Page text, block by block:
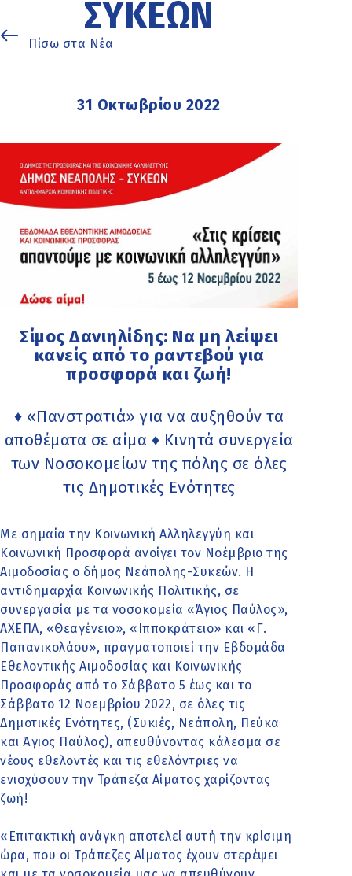
ΣΥΚΕΏΝ
Πίσω στα Νέα
31 Οκτωβρίου 2022
Σίμος Δανιηλίδης: Να μη λείψει
κανείς από το ραντεβού για
προσφορά και ζωή!
♦ «Πανστρατιά» για να αυξηθούν τα
αποθέματα σε αίμα ♦ Κινητά συνεργεία
των Νοσοκομείων της πόλης σε όλες
τις Δημοτικές Ενότητες
Με σημαία την Κοινωνική Αλληλεγγύη και
Κοινωνική Προσφορά ανοίγει τον Νοέμβριο της
Αιμοδοσίας ο δήμος Νεάπολης-Συκεών. Η
αντιδημαρχία Κοινωνικής Πολιτικής, σε
συνεργασία με τα νοσοκομεία «Άγιος Παύλος»,
ΑΧΕΠΑ, «Θεαγένειο», «Ιπποκράτειο» και «Γ.
Παπανικολάου», πραγματοποιεί την Εβδομάδα
Εθελοντικής Αιμοδοσίας και Κοινωνικής
Προσφοράς από το Σάββατο 5 έως και το
Σάββατο 12 Νοεμβρίου 2022, σε όλες τις
Δημοτικές Ενότητες, (Συκιές, Νεάπολη, Πεύκα
και Άγιος Παύλος), απευθύνοντας κάλεσμα σε
νέους εθελοντές και τις εθελόντριες να
ενισχύσουν την Τράπεζα Αίματος χαρίζοντας
ζωή!
«Επιτακτική ανάγκη αποτελεί αυτή την κρίσιμη
ώρα, που οι Τράπεζες Αίματος έχουν στερέψει